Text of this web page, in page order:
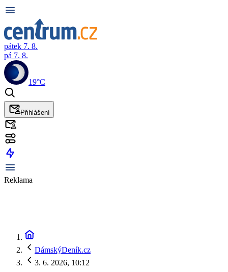
pátek 7. 8.
pá 7. 8.
19°C
Přihlášení
Reklama
DámskýDeník.cz
3. 6. 2026, 10:12